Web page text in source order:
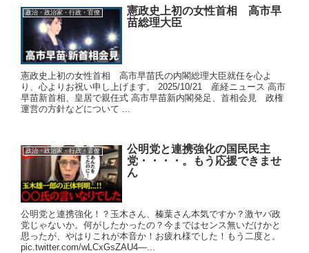
政治・政治家・行政・官僚
憲政史上初の女性首相 高市早
苗総理大臣
憲政史上初の女性首相 高市早苗氏の内閣総理大臣就任を心よ
り、心よりお祝い申し上げます。 2025/10/21 産経ニュース 高市
早苗新首相、皇居で親任式 高市早苗新内閣発足、首相会見 政権
運営の方針などについて ...
政治・政治家・行政・官僚
公明党と連携強化の国民民主
党・・・・。もう応援できませ
ん
公明党と連携強化！？玉木さん、榛葉さん本気ですか？激ヤバ政
党じゃないか。何がしたかったの？今まではセンス無いだけかと
思ったが、やはりこれが本音か！お疲れ様でした！もう二度と。
pic.twitter.com/wLCxGsZAU4—...